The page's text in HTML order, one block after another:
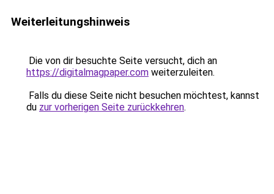
Weiterleitungshinweis
Die von dir besuchte Seite versucht, dich an
https://digitalmagpaper.com weiterzuleiten.
Falls du diese Seite nicht besuchen möchtest, kannst
du zur vorherigen Seite zurückkehren.